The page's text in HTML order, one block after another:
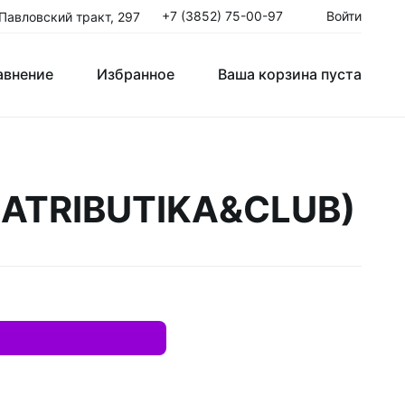
тракт, 297 +7 (3852) 75-00-97 Войти
Избранное Ваша корзина пуста
Крюки